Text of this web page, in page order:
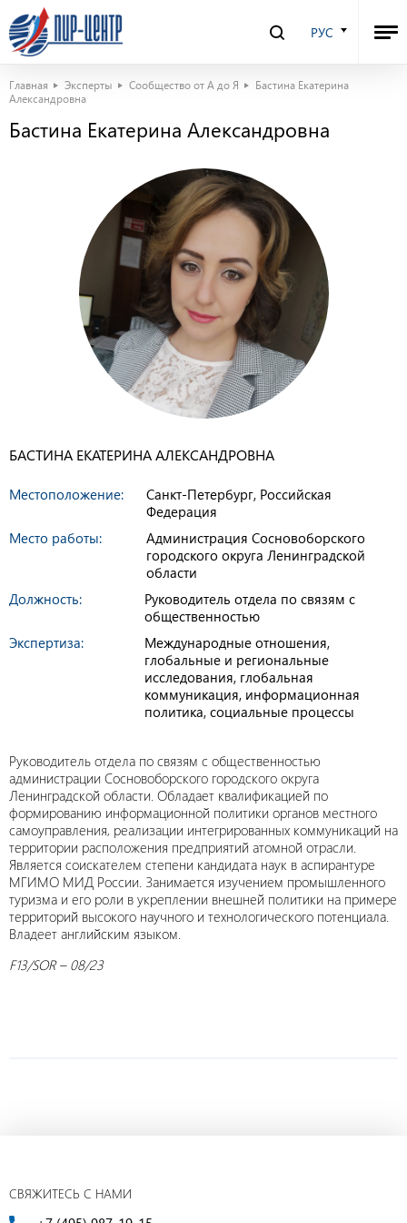
РУС
Главная Эксперты Сообщество от А до Я
Бастина Екатерина
Александровна
Бастина Екатерина Александровна
БАСТИНА ЕКАТЕРИНА АЛЕКСАНДРОВНА
Местоположение:
Санкт-Петербург, Российская
Федерация
Место работы:
Администрация Сосновоборского
городского округа Ленинградской
области
Должность:
Руководитель отдела по связям с
общественностью
Экспертиза:
Международные отношения,
глобальные и региональные
исследования, глобальная
коммуникация, информационная
политика, социальные процессы
Руководитель отдела по связям с общественностью
администрации Сосновоборского городского округа
Ленинградской области. Обладает квалификацией по
формированию информационной политики органов местного
самоуправления, реализации интегрированных коммуникаций на
территории расположения предприятий атомной отрасли.
Является соискателем степени кандидата наук в аспирантуре
МГИМО МИД России. Занимается изучением промышленного
туризма и его роли в укреплении внешней политики на примере
территорий высокого научного и технологического потенциала.
Владеет английским языком.
F13/SOR – 08/23
СВЯЖИТЕСЬ С НАМИ